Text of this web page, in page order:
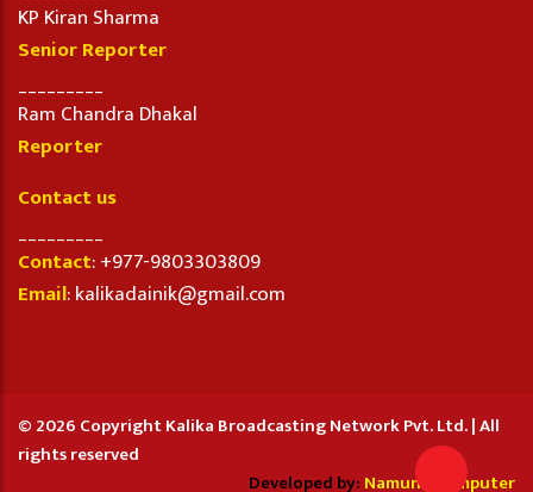
KP Kiran Sharma
Senior Reporter
Ram Chandra Dhakal
Reporter
Contact us
Contact: +977-9803303809
Email: kalikadainik@gmail.com
© 2026 Copyright Kalika Broadcasting Network Pvt. Ltd. | All
rights reserved
Developed by: Namuna Computer